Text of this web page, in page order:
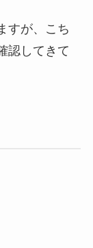
すが、こち
認してきて